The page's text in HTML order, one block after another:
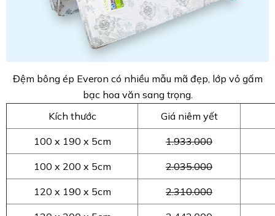
Đệm bông ép Everon có nhiều mẫu mã đẹp, lớp vỏ gấm
bạc hoa văn sang trọng.
Kích thước
Giá niêm yết
100 x 190 x 5cm 1.933.000
100 x 200 x 5cm 2.035.000
120 x 190 x 5cm 2.310.000